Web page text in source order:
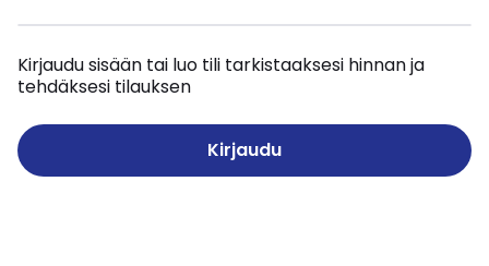
Kirjaudu sisään tai luo tili tarkistaaksesi hinnan ja
tehdäksesi tilauksen
Kirjaudu